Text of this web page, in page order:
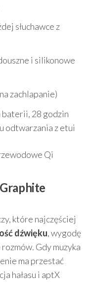
słuchawce z
i silikonowe
zachlapanie)
baterii, 28 godzin
odtwarzania z etui
Qi
które najczęściej
dźwięku, wygodę
Gdy muzyka
ma przestać
hałasu i aptX